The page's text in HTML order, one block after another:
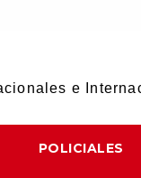
e
POLICIALES